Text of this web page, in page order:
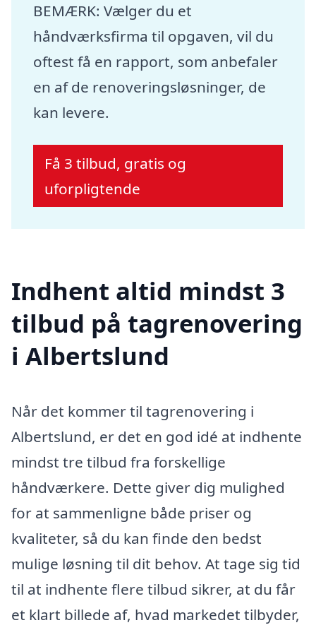
BEMÆRK: Vælger du et
håndværksfirma til opgaven, vil du
oftest få en rapport, som anbefaler
en af de renoveringsløsninger, de
kan levere.
Få 3 tilbud, gratis og
uforpligtende
Indhent altid mindst 3
tilbud på tagrenovering
i Albertslund
Når det kommer til tagrenovering i
Albertslund, er det en god idé at indhente
mindst tre tilbud fra forskellige
håndværkere. Dette giver dig mulighed
for at sammenligne både priser og
kvaliteter, så du kan finde den bedst
mulige løsning til dit behov. At tage sig tid
til at indhente flere tilbud sikrer, at du får
et klart billede af, hvad markedet tilbyder,